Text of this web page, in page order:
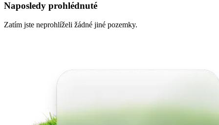
Naposledy prohlédnuté
Zatím jste neprohlíželi žádné jiné pozemky.